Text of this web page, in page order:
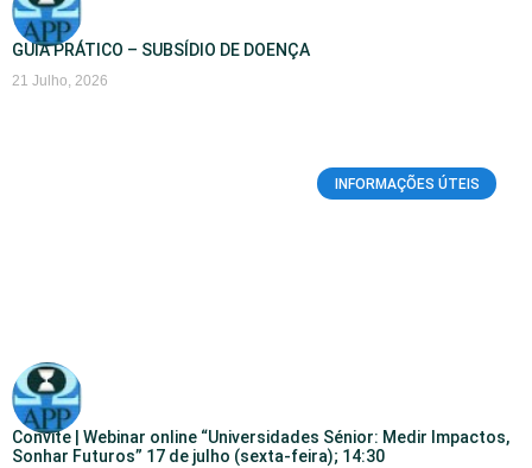
GUIA PRÁTICO – SUBSÍDIO DE DOENÇA
21 Julho, 2026
INFORMAÇÕES ÚTEIS
Convite | Webinar online “Universidades Sénior: Medir Impactos,
Sonhar Futuros” 17 de julho (sexta-feira); 14:30